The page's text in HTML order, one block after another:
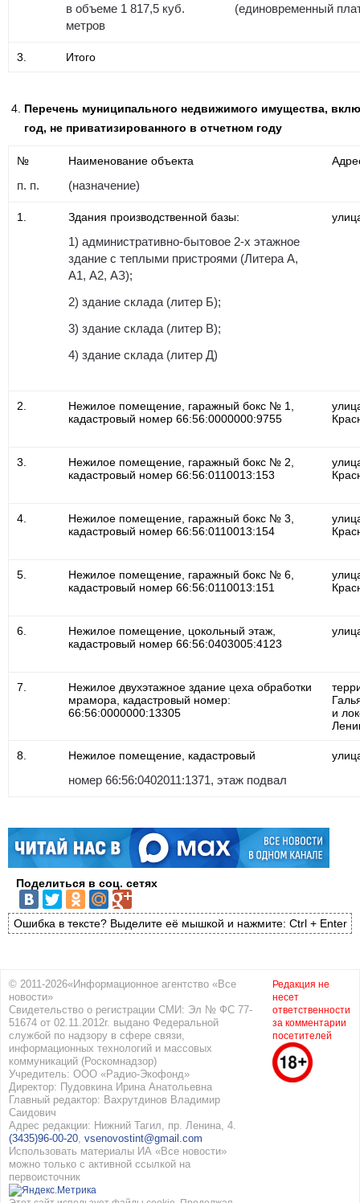
в объеме 1 817,5 куб.
метров
(единовременный
3. Итого
Перечень муниципального недвижимого имущества,
год, не приватизированного в отчетном году
№
п. п.
Наименование объекта
(назначение)
1. Здания производственной базы:
1) административно-бытовое 2-х этажное
здание с теплыми пристроями (Литера А,
А1, А2, АЗ);
2) здание склада (литер Б);
3) здание склада (литер В);
4) здание склада (литер Д)
2.
Нежилое помещение, гаражный бокс № 1,
кадастровый номер 66:56:0000000:9755
3.
Нежилое помещение, гаражный бокс № 2,
кадастровый номер 66:56:0110013:153
4.
Нежилое помещение, гаражный бокс № 3,
кадастровый номер 66:56:0110013:154
5.
Нежилое помещение, гаражный бокс № 6,
кадастровый номер 66:56:0110013:151
6.
Нежилое помещение, цокольный этаж,
кадастровый номер 66:56:0403005:4123
7.
Нежилое двухэтажное здание цеха обработки
мрамора, кадастровый номер:
66:56:0000000:13305
и
8. Нежилое помещение, кадастровый
номер 66:56:0402011:1371, этаж подвал
Поделиться в соц. сетях
Ошибка в тексте? Выделите её мышкой и нажмите: Ctrl + Enter
© 2011-2026«Информационное агентство «Все
новости»
Свидетельство о регистрации СМИ: Эл № ФС 77-
51674 от 02.11.2012г. выдано Федеральной
службой по надзору в сфере связи,
информационных технологий и массовых
коммуникаций (Роскомнадзор)
Учредитель: ООО «Радио-Экофонд»
Директор: Пудовкина Ирина Анатольевна
Главный редактор: Вахрутдинов Владимир
Саидович
Адрес редакции: Нижний Тагил, пр. Ленина, 4.
(3435)96-00-20, vsenovostint@gmail.com
Использовать материалы ИА «Все новости»
можно только с активной ссылкой на
первоисточник
Редакция не
несет
ответственности
за комментарии
посетителей